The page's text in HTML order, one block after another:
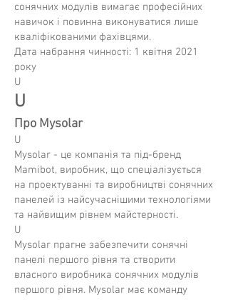
сонячних модулів вимагає професійних
навичок і повинна виконуватися лише
кваліфікованими фахівцями.
Дата набрання чинності: 1 квітня 2021
року
U
U
Про Mysolar
U
Mysolar - це компанія та під-бренд
Mamibot, виробник, що спеціалізується
на проектуванні та виробництві сонячних
панелей із найсучаснішими технологіями
та найвищим рівнем майстерності.
U
Mysolar прагне забезпечити сонячні
панелі першого рівня та створити
власного виробника сонячних модулів
першого рівня. Mysolar має команду